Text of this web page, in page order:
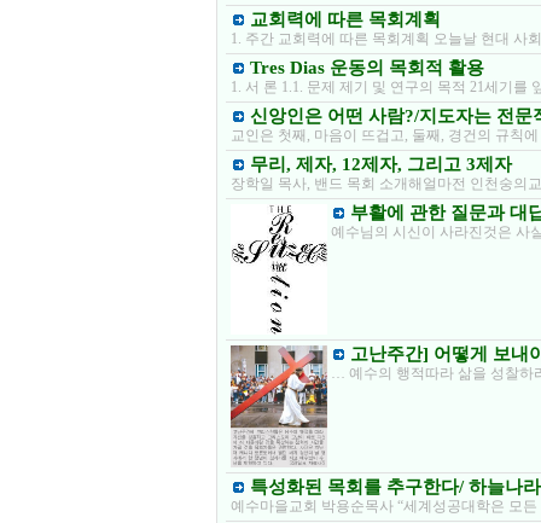
교회력에 따른 목회계획
1. 주간 교회력에 따른 목회계획 오늘날 현대 사
Tres Dias 운동의 목회적 활용
1. 서 론 1.1. 문제 제기 및 연구의 목적 21세기를
신앙인은 어떤 사람?/지도자는 전문
교인은 첫째, 마음이 뜨겁고, 둘째, 경건의 규칙
무리, 제자, 12제자, 그리고 3제자
장학일 목사, 밴드 목회 소개해얼마전 인천숭의
부활에 관한 질문과 대
예수님의 시신이 사라진것은 사
고난주간] 어떻게 보내
… 예수의 행적따라 삶을 성찰하
특성화된 목회를 추구한다/ 하늘나
예수마을교회 박용순목사 “세계성공대학은 모